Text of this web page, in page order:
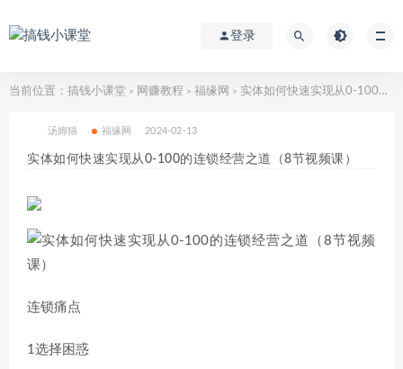
登录
当前位置： 搞钱小课堂 > 网赚教程 > 福缘网 > 实体如何快速实现从0-100的连锁经营之道（8节视频课）
汤姆猫 福缘网 2024-02-13
实体如何快速实现从0-100的连锁经营之道（8节视频课）
连锁痛点
1选择困惑